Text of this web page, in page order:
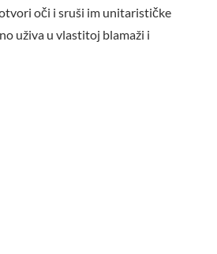
oči i sruši im unitarističke
uživa u vlastitoj blamaži i